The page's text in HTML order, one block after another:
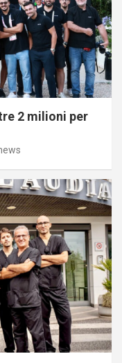
2 milioni per